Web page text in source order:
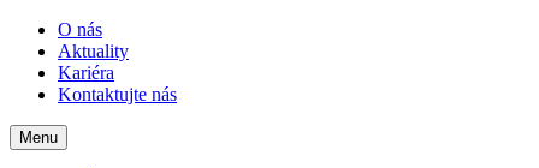
O nás
Aktuality
Kariéra
Kontaktujte nás
Menu